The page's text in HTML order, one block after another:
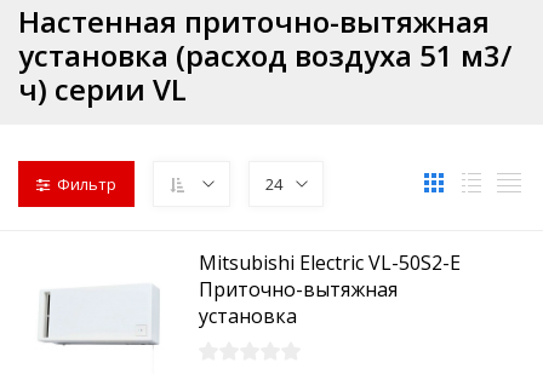
Настенная приточно-вытяжная
установка (расход воздуха 51 м3/
ч) серии VL
Фильтр 24
Mitsubishi Electric VL-50S2-E
Приточно-вытяжная
установка